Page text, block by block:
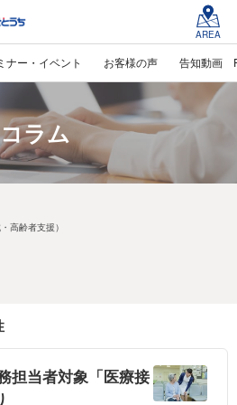
AREA
ナー・イベント お客様の声 告知動画
コラム
高齢者支援）
担当者対象「医療接